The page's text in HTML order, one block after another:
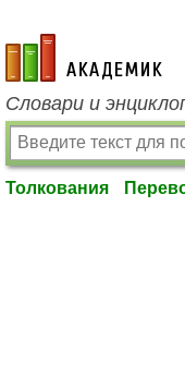
academic.ru
Словари и
Толкования